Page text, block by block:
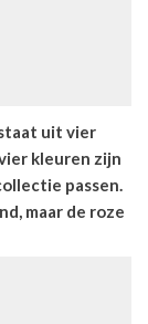
uit vier
kleuren zijn
passen.
maar de roze